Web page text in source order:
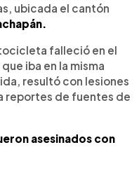
ubicada el cantón
falleció en el
iba en la misma
resultó con lesiones
reportes de fuentes de
asesinados con